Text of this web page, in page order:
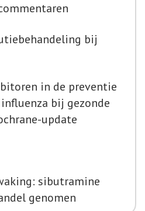
bij
in de preventie
bij gezonde
update
sibutramine
genomen